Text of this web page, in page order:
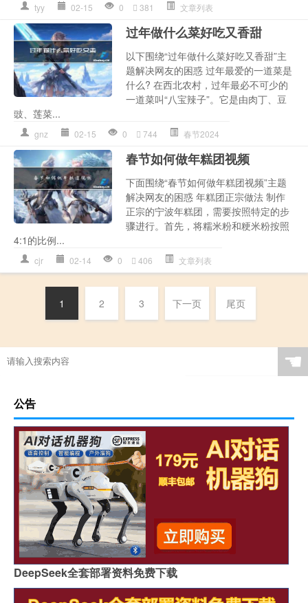
tyy 02-15 0 381 文章列表
过年做什么菜好吃又香甜
以下围绕“过年做什么菜好吃又香甜”主
题解决网友的困惑 过年最爱的一道菜是
什么? 在西北农村，过年最必不可少的
一道菜叫“八宝辣子”。它是由肉丁、豆
豉、莲菜...
gnz 02-15 0 744 春节2024
春节如何做年糕团视频
下面围绕“春节如何做年糕团视频”主题
解决网友的困惑 年糕团正宗做法 制作
正宗的宁波年糕团，需要按照特定的步
骤进行。首先，将糯米粉和粳米粉按照
4:1的比例...
cjr 02-14 0 406 文章列表
1 2 3 下一页 尾页
☚
公告
DeepSeek全套部署资料免费下载